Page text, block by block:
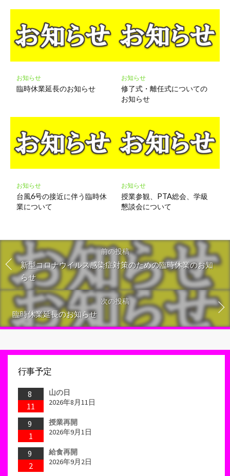
お知らせ
臨時休業延長のお知らせ
お知らせ
修了式・離任式についての
お知らせ
お知らせ
台風6号の接近に伴う臨時休
業について
お知らせ
授業参観、PTA総会、学級
懇談会について
前の投稿
新型コロナウイルス感染症対策のための臨時休業のお知
らせ
次の投稿
臨時休業延長のお知らせ
行事予定
8
11
山の日
2026年8月11日
9
1
授業再開
2026年9月1日
9
2
給食再開
2026年9月2日